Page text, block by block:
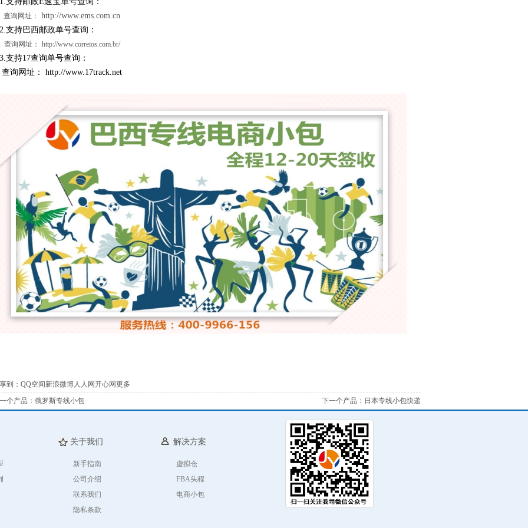
查询网址：
http://www.ems.com.cn
持巴西邮政单号查询：
查询网址： http://www.correios.com.br/
持17查询单号查询：
询网址：
http://www.17track.net
到： QQ空间新浪微博人人网开心网更多
个产品： 俄罗斯专线小包 下一个产品： 日本专线小包快递
址
关于我们
新手指南
公司介绍
联系我们
隐私条款
解决方案
虚拟仓
FBA头程
电商小包